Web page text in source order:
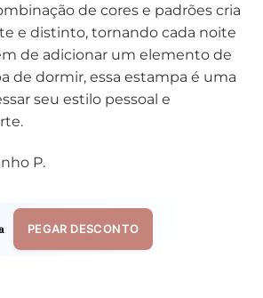
de cores e padrões cria
e distinto, tornando cada noite
de adicionar um elemento de
de dormir, essa estampa é uma
seu estilo pessoal e
P.
PEGAR DESCONTO